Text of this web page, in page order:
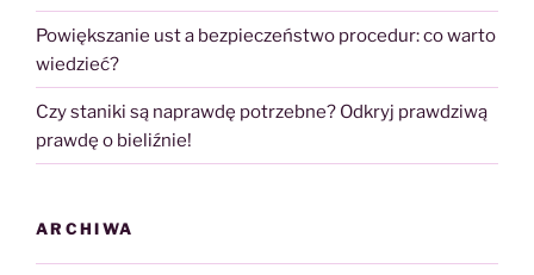
Powiększanie ust a bezpieczeństwo procedur: co warto
wiedzieć?
Czy staniki są naprawdę potrzebne? Odkryj prawdziwą
prawdę o bieliźnie!
ARCHIWA